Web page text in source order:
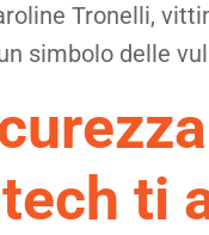
Tronelli,
simbolo delle
ti